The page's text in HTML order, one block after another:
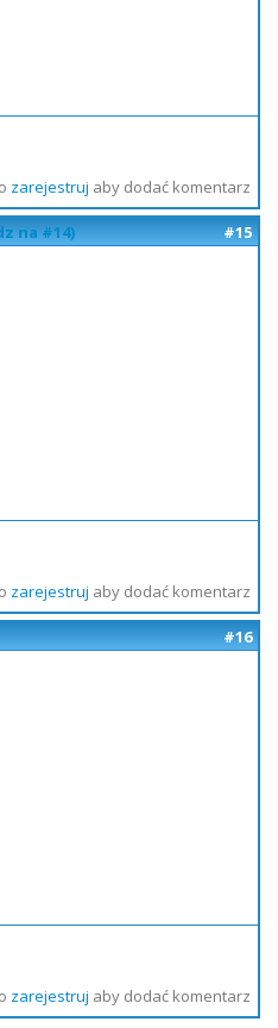
zarejestruj aby dodać komentarz
na #14)
#15
zarejestruj aby dodać komentarz
#16
zarejestruj aby dodać komentarz